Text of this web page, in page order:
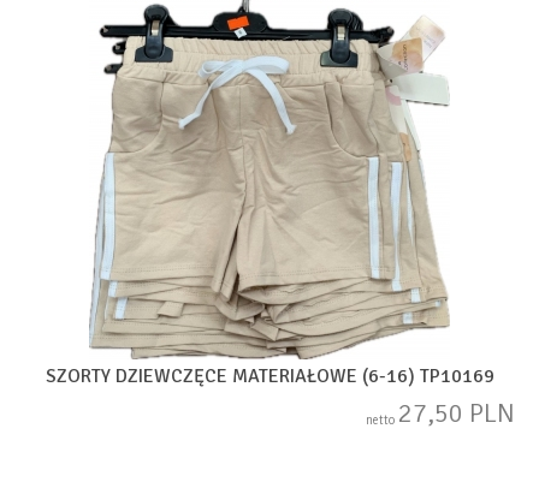
SZORTY DZIEWCZĘCE MATERIAŁOWE (6-16) TP10169
netto 27,50 PLN